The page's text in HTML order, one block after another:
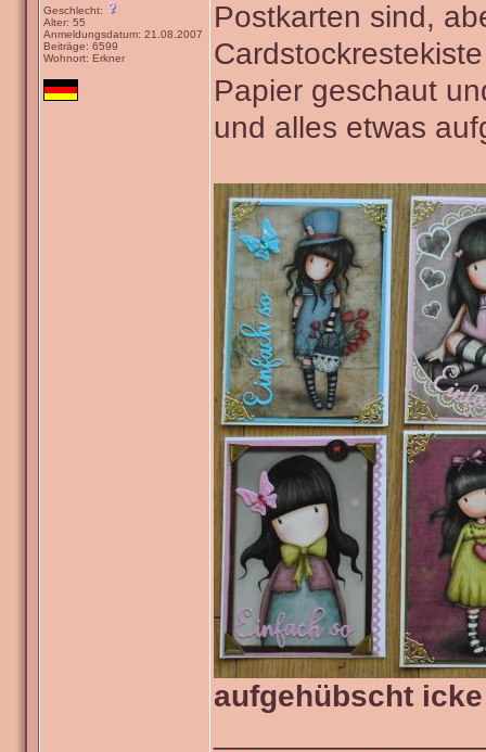
Geschlecht:
Alter: 55
Anmeldungsdatum: 21.08.2007
Beiträge: 6599
Wohnort: Erkner
Postkarten sind,
Papier geschaut
und alles etwas
aufgehübscht icke